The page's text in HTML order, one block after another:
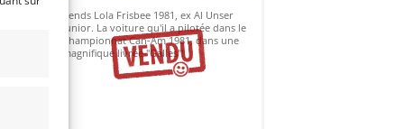
Vends Lola Frisbee 1981, ex Al Unser
Junior. La voiture qu'il a pilotée dans le
Championnat Can-Am 1981, dans une
magnifique livrée "Galles"!